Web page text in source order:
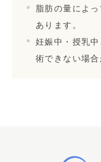
脂肪の量によ
あります。
妊娠中・授乳
術できない場合